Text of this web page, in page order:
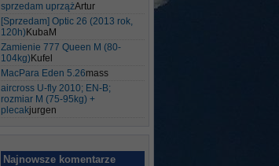
sprzedam uprzążArtur
[Sprzedam] Optic 26 (2013 rok,
120h) KubaM
Zamienie 777 Queen M (80-
104kg) Kufel
MacPara Eden 5.26mass
aircross U-fly 2010; EN-B;
rozmiar M (75-95kg) +
plecakjurgen
Najnowsze komentarze